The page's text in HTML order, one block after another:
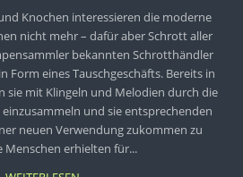
Knochen interessieren die moderne
nicht mehr – dafür aber Schrott aller
Form eines Tauschgeschäfts. Bereits in
sie mit Klingeln und Melodien durch die
und sie entsprechenden
neuen Verwendung zukommen zu
Die Menschen erhielten für...